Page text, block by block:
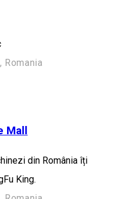
Romania
din România îți
King.